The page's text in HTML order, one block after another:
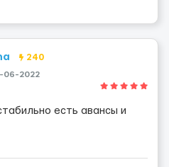
240
06-2022
есть авансы и